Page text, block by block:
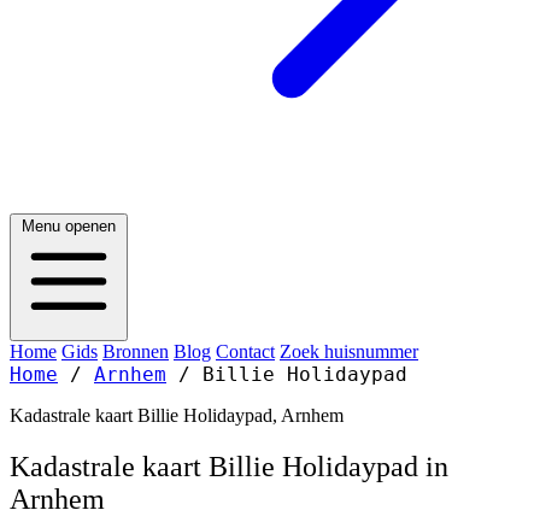
Menu openen
Home Gids Bronnen Blog Contact Zoek huisnummer
Home / Arnhem / Billie Holidaypad
Kadastrale kaart Billie Holidaypad, Arnhem
Kadastrale kaart Billie Holidaypad in
Arnhem